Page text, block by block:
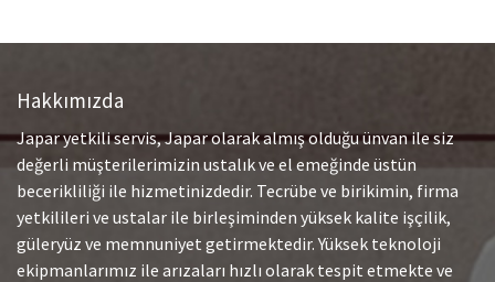
Hakkımızda
Japar yetkili servis, Japar olarak almış olduğu ünvan ile siz
değerli müşterilerimizin ustalık ve el emeğinde üstün
becerikliliği ile hizmetinizdedir. Tecrübe ve birikimin, firma
yetkilileri ve ustalar ile birleşiminden yüksek kalite işçilik,
güleryüz ve memnuniyet getirmektedir. Yüksek teknoloji
ekipmanlarımız ile arızaları hızlı olarak tespit etmekte ve